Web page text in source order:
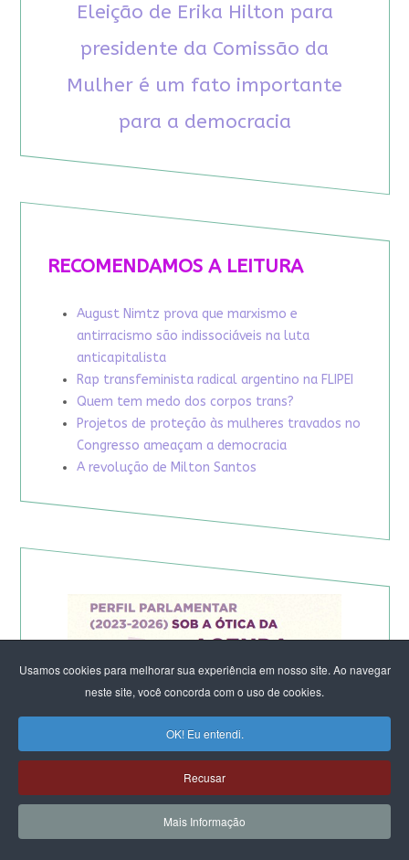
Usamos cookies para melhorar sua experiência em nosso site. Ao navegar
neste site, você concorda com o uso de cookies.
OK! Eu entendi.
Recusar
Mais Informação
Eleição de Erika Hilton para
presidente da Comissão da
Mulher é um fato importante
para a democracia
RECOMENDAMOS A LEITURA
August Nimtz prova que marxismo e
antirracismo são indissociáveis na luta
anticapitalista
Rap transfeminista radical argentino na FLIPEI
Quem tem medo dos corpos trans?
Projetos de proteção às mulheres travados no
Congresso ameaçam a democracia
A revolução de Milton Santos